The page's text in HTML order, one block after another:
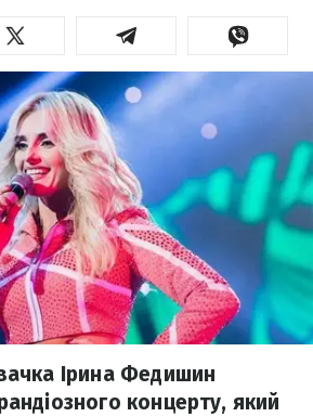
Ірина Федишин
концерту, який